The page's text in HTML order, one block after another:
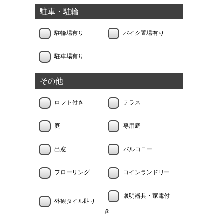
駐車・駐輪
駐輪場有り バイク置場有り
駐車場有り
その他
ロフト付き テラス
庭 専用庭
出窓 バルコニー
フローリング コインランドリー
外観タイル貼り
照明器具・家電付
き